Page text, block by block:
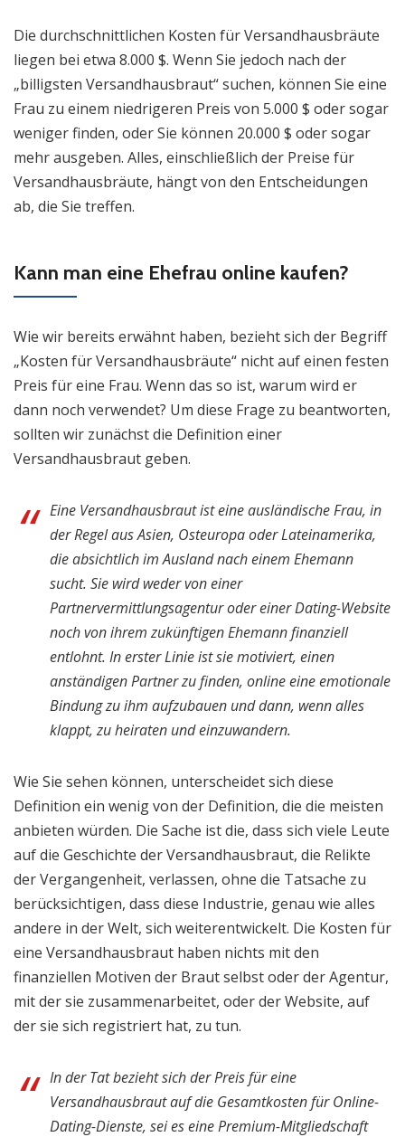
Die durchschnittlichen Kosten für Versandhausbräute
liegen bei etwa 8.000 $. Wenn Sie jedoch nach der
„billigsten Versandhausbraut“ suchen, können Sie eine
Frau zu einem niedrigeren Preis von 5.000 $ oder sogar
weniger finden, oder Sie können 20.000 $ oder sogar
mehr ausgeben. Alles, einschließlich der Preise für
Versandhausbräute, hängt von den Entscheidungen
ab, die Sie treffen.
Kann man eine Ehefrau online kaufen?
Wie wir bereits erwähnt haben, bezieht sich der Begriff
„Kosten für Versandhausbräute“ nicht auf einen festen
Preis für eine Frau. Wenn das so ist, warum wird er
dann noch verwendet? Um diese Frage zu beantworten,
sollten wir zunächst die Definition einer
Versandhausbraut geben.
Eine Versandhausbraut ist eine ausländische Frau, in
der Regel aus Asien, Osteuropa oder Lateinamerika,
die absichtlich im Ausland nach einem Ehemann
sucht. Sie wird weder von einer
Partnervermittlungsagentur oder einer Dating-Website
noch von ihrem zukünftigen Ehemann finanziell
entlohnt. In erster Linie ist sie motiviert, einen
anständigen Partner zu finden, online eine emotionale
Bindung zu ihm aufzubauen und dann, wenn alles
klappt, zu heiraten und einzuwandern.
Wie Sie sehen können, unterscheidet sich diese
Definition ein wenig von der Definition, die die meisten
anbieten würden. Die Sache ist die, dass sich viele Leute
auf die Geschichte der Versandhausbraut, die Relikte
der Vergangenheit, verlassen, ohne die Tatsache zu
berücksichtigen, dass diese Industrie, genau wie alles
andere in der Welt, sich weiterentwickelt. Die Kosten für
eine Versandhausbraut haben nichts mit den
finanziellen Motiven der Braut selbst oder der Agentur,
mit der sie zusammenarbeitet, oder der Website, auf
der sie sich registriert hat, zu tun.
In der Tat bezieht sich der Preis für eine
Versandhausbraut auf die Gesamtkosten für Online-
Dating-Dienste, sei es eine Premium-Mitgliedschaft